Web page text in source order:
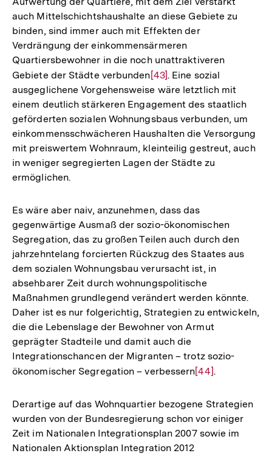
auch Mittelschichtshaushalte an diese Gebiete zu
binden, sind immer auch mit Effekten der
Verdrängung der einkommensärmeren
Quartiersbewohner in die noch unattraktiveren
Gebiete der Städte verbundenZur
Auflösung
der
Fußnote
[43]. Eine sozial
ausgeglichene Vorgehensweise wäre letztlich mit
einem deutlich stärkeren Engagement des staatlich
geförderten sozialen Wohnungsbaus verbunden, um
einkommensschwächeren Haushalten die Versorgung
mit preiswertem Wohnraum, kleinteilig gestreut, auch
in weniger segregierten Lagen der Städte zu
ermöglichen.
Es wäre aber naiv, anzunehmen, dass das
gegenwärtige Ausmaß der sozio-ökonomischen
Segregation, das zu großen Teilen auch durch den
jahrzehntelang forcierten Rückzug des Staates aus
dem sozialen Wohnungsbau verursacht ist, in
absehbarer Zeit durch wohnungspolitische
Maßnahmen grundlegend verändert werden könnte.
Daher ist es nur folgerichtig, Strategien zu entwickeln,
die die Lebenslage der Bewohner von Armut
geprägter Stadteile und damit auch die
Integrationschancen der Migranten – trotz sozio-
ökonomischer Segregation – verbessernZur
der
Fußnote
[44].
Derartige auf das Wohnquartier bezogene Strategien
wurden von der Bundesregierung schon vor einiger
Zeit im Nationalen Integrationsplan 2007 sowie im
Nationalen Aktionsplan Integration 2012